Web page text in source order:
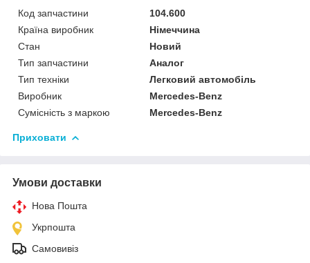
Код запчастини
104.600
Країна виробник
Німеччина
Стан
Новий
Тип запчастини
Аналог
Тип техніки
Легковий автомобіль
Виробник
Mercedes-Benz
Сумісність з маркою
Mercedes-Benz
Приховати
Умови доставки
Нова Пошта
Укрпошта
Самовивіз